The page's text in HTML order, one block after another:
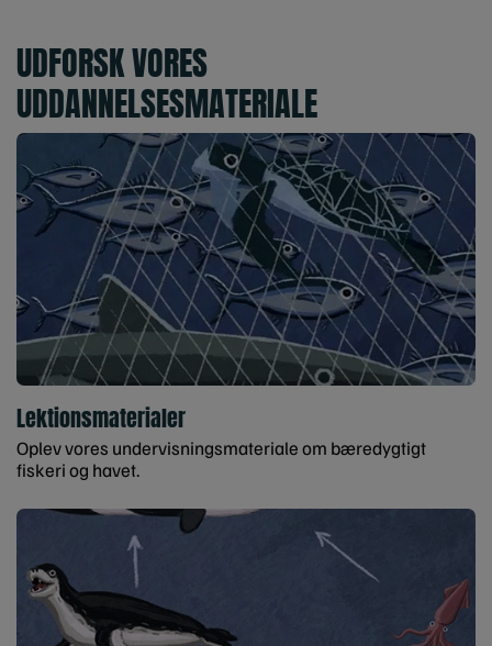
UDFORSK VORES
UDDANNELSESMATERIALE
Lektionsmaterialer
Oplev vores undervisningsmateriale om bæredygtigt
fiskeri og havet.